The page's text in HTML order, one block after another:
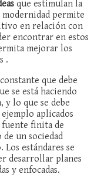
que estimulan la
modernidad permite
en relación con
encontrar en estos
mejorar los
.
que debe
se está haciendo
y lo que se debe
aplicados
fuente finita de
un sociedad
estándares se
desarrollar planes
y enfocadas.